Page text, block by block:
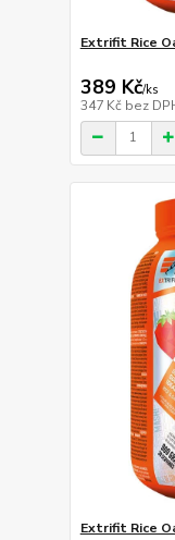
Extrifit Rice
389 Kč/ks
347 Kč bez
Extrifit Rice